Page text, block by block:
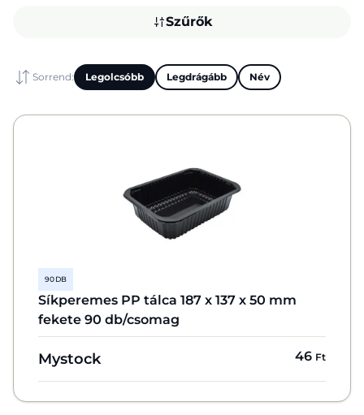
Szűrők
Sorrend: Legolcsóbb Legdrágább Név
90 DB
Síkperemes PP tálca 187 x 137 x 50 mm
fekete 90 db/csomag
Mystock 46 Ft